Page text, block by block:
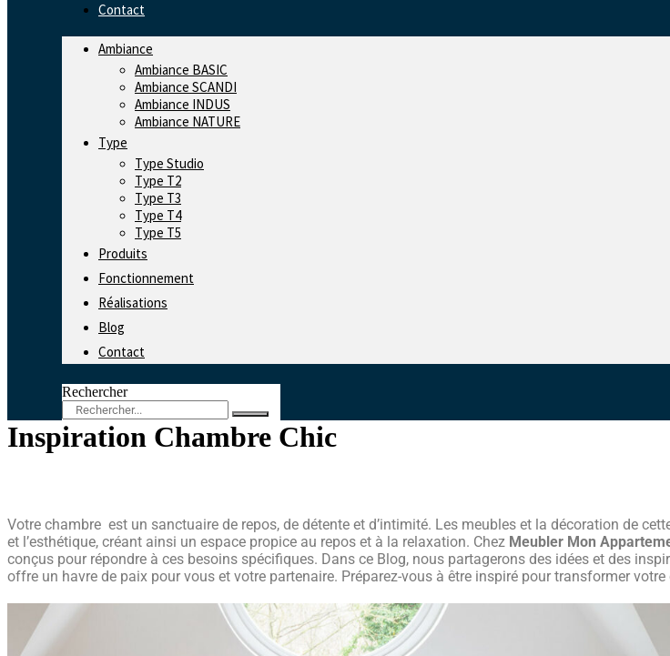
Contact
Ambiance
Ambiance BASIC
Ambiance SCANDI
Ambiance INDUS
Ambiance NATURE
Type
Type Studio
Type T2
Type T3
Type T4
Type T5
Produits
Fonctionnement
Réalisations
Blog
Contact
Rechercher
Inspiration Chambre Chic
Votre chambre est un sanctuaire de repos, de détente et d’intimité. Les meubles et la décoration de
et l’esthétique, créant ainsi un espace propice au repos et à la relaxation. Chez Meubler Mon
conçus pour répondre à ces besoins spécifiques. Dans ce Blog, nous partagerons des idées et des
offre un havre de paix pour vous et votre partenaire. Préparez-vous à être inspiré pour transformer